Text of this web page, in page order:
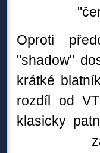
Oproti
"shadow"
krátké
rozdíl od
klasicky